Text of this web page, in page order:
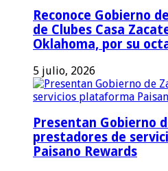
Reconoce Gobierno
de Clubes Casa
Oklahoma, por su
5 julio, 2026
Presentan Gobierno
prestadores de
Paisano Rewards